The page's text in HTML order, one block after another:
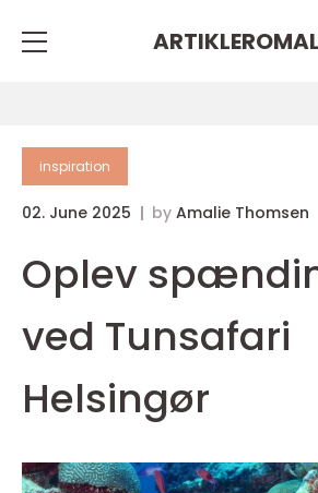
inspiration
02. June 2025 by Amalie Thomsen
Oplev
ved Tunsafari
Helsingør